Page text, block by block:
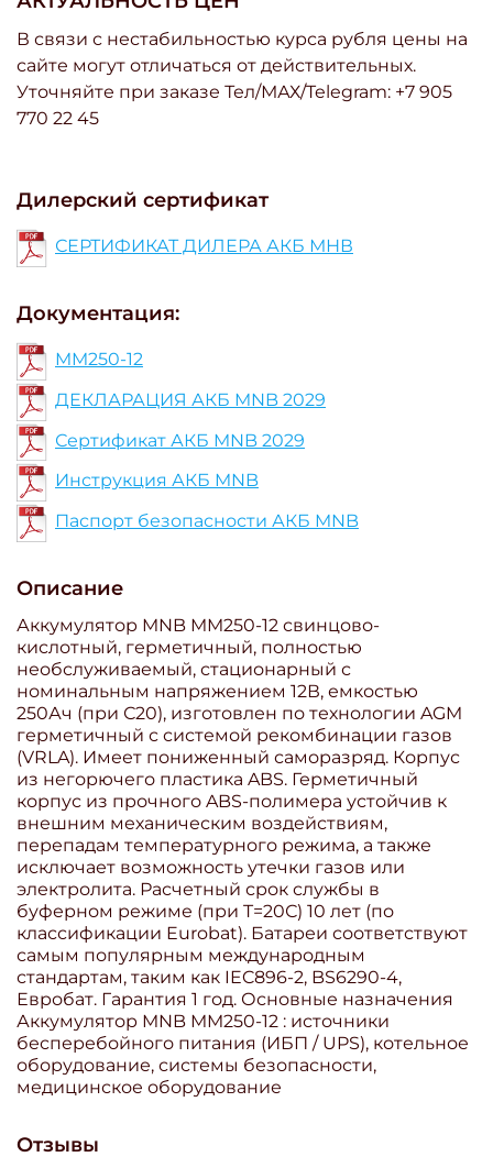
Дилерский сертификат
СЕРТИФИКАТ ДИЛЕРА АКБ МНВ
Документация:
MM250-12
ДЕКЛАРАЦИЯ АКБ MNB 2029
Сертификат АКБ MNB 2029
Инструкция АКБ MNB
Паспорт безопасности АКБ MNB
Описание
Аккумулятор MNB MM250-12 свинцово-
кислотный, герметичный, полностью
необслуживаемый, стационарный с
номинальным напряжением 12В, емкостью
250Ач (при С20), изготовлен по технологии AGM
герметичный с системой рекомбинации газов
(VRLA). Имеет пониженный саморазряд. Корпус
из негорючего пластика ABS. Герметичный
корпус из прочного ABS-полимера устойчив к
внешним механическим воздействиям,
перепадам температурного режима, а также
исключает возможность утечки газов или
электролита. Расчетный срок службы в
буферном режиме (при T=20С) 10 лет (по
классификации Eurobat). Батареи соответствуют
самым популярным международным
стандартам, таким как IEC896-2, BS6290-4,
Евробат. Гарантия 1 год. Основные назначения
Аккумулятор MNB MM250-12 : источники
бесперебойного питания (ИБП / UPS), котельное
оборудование, системы безопасности,
медицинское оборудование
В связи с нестабильностью курса рубля цены на
сайте могут отличаться от действительных.
Уточняйте при заказе Тел/МАХ/Telegram: +7 905
770 22 45
Отзывы